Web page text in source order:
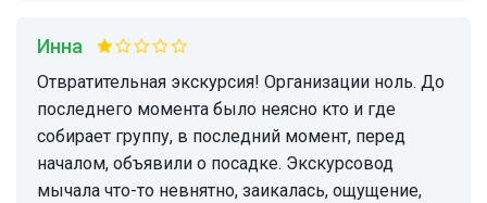
Инна
Отвратительная экскурсия! Организации ноль. До
последнего момента было неясно кто и где
собирает группу, в последний момент, перед
началом, объявили о посадке. Экскурсовод
мычала что-то невнятно, заикалась, ощущение,